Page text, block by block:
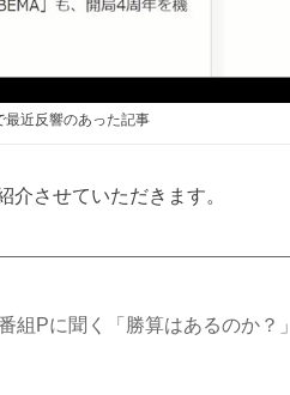
最近反響のあった記事
させていただきます。
組Pに聞く「勝算はあるのか？」